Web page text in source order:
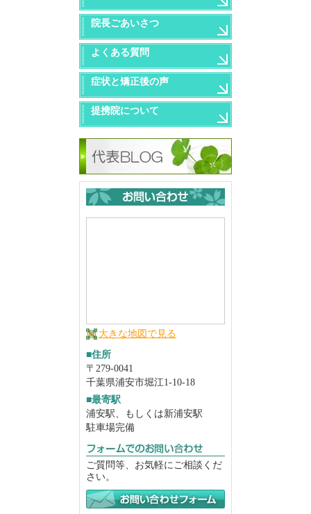
院長ごあいさつ
よくある質問
症状と矯正後の声
提携院について
大きな地図で見る
■住所
〒279-0041
千葉県浦安市堀江1-10-18
■最寄駅
浦安駅、もしくは新浦安駅
駐車場完備
ご質問等、お気軽にご相談くだ
さい。